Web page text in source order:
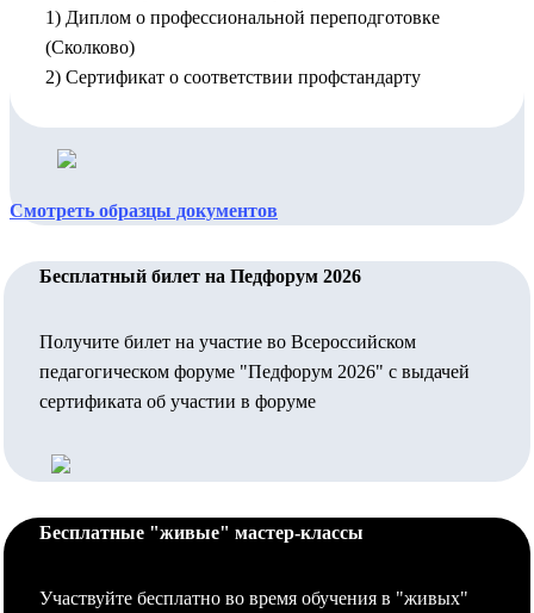
1) Диплом о профессиональной переподготовке
(Сколково)
2) Сертификат о соответствии профстандарту
Смотреть образцы документов
Бесплатный билет на Педфорум 2026
Получите билет на участие во Всероссийском
педагогическом форуме "Педфорум 2026" с выдачей
сертификата об участии в форуме
Бесплатные "живые" мастер-классы
Участвуйте бесплатно во время обучения в "живых"